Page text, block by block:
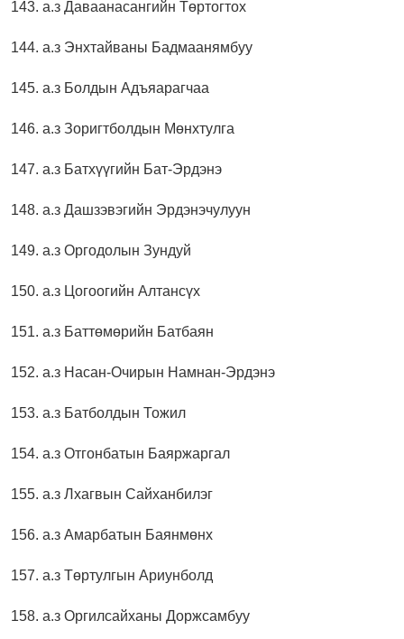
143. а.з Даваанасангийн Төртогтох
144. а.з Энхтайваны Бадмаанямбуу
145. а.з Болдын Адъяарагчаа
146. а.з Зоригтболдын Мөнхтулга
147. а.з Батхүүгийн Бат-Эрдэнэ
148. а.з Дашзэвэгийн Эрдэнэчулуун
149. а.з Оргодолын Зундуй
150. а.з Цогоогийн Алтансүх
151. а.з Баттөмөрийн Батбаян
152. а.з Насан-Очирын Намнан-Эрдэнэ
153. а.з Батболдын Тожил
154. а.з Отгонбатын Баяржаргал
155. а.з Лхагвын Сайханбилэг
156. а.з Амарбатын Баянмөнх
157. а.з Төртулгын Ариунболд
158. а.з Оргилсайханы Доржсамбуу